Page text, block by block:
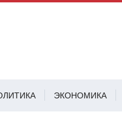
ЭКОНОМИКА